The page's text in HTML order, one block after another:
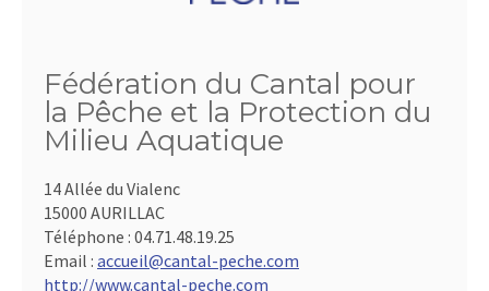
Fédération du Cantal pour
la Pêche et la Protection du
Milieu Aquatique
14 Allée du Vialenc
15000 AURILLAC
Téléphone : 04.71.48.19.25
Email : accueil@cantal-peche.com
http://www.cantal-peche.com